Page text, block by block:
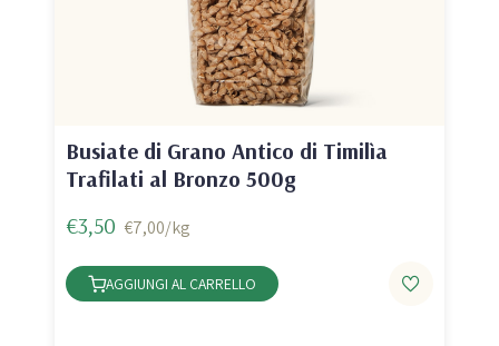
Busiate di Grano Antico di Timilìa
Trafilati al Bronzo 500g
€3,50 €7,00/kg
AGGIUNGI AL CARRELLO